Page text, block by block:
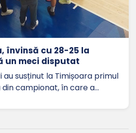
învinsă cu 28-25 la
un meci disputat
au susținut la Timișoara primul
campionat, în care a…